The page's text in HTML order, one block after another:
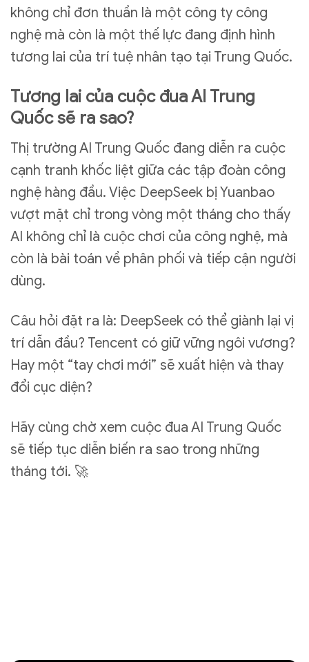
không chỉ đơn thuần là một công ty công
nghệ mà còn là một thế lực đang định hình
tương lai của trí tuệ nhân tạo tại Trung Quốc.
Tương lai của cuộc đua AI Trung
Quốc sẽ ra sao?
Thị trường AI Trung Quốc đang diễn ra cuộc
cạnh tranh khốc liệt giữa các tập đoàn công
nghệ hàng đầu. Việc DeepSeek bị Yuanbao
vượt mặt chỉ trong vòng một tháng cho thấy
AI không chỉ là cuộc chơi của công nghệ, mà
còn là bài toán về phân phối và tiếp cận người
dùng.
Câu hỏi đặt ra là: DeepSeek có thể giành lại vị
trí dẫn đầu? Tencent có giữ vững ngôi vương?
Hay một “tay chơi mới” sẽ xuất hiện và thay
đổi cục diện?
Hãy cùng chờ xem cuộc đua AI Trung Quốc
sẽ tiếp tục diễn biến ra sao trong những
tháng tới. 🚀